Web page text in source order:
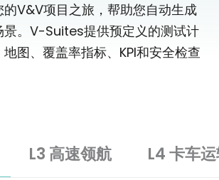
V&V项目之旅，帮助您自动生成
景。V-Suites提供预定义的测试计
图、覆盖率指标、KPI和安全检查
L3 高速领航 L4 卡车